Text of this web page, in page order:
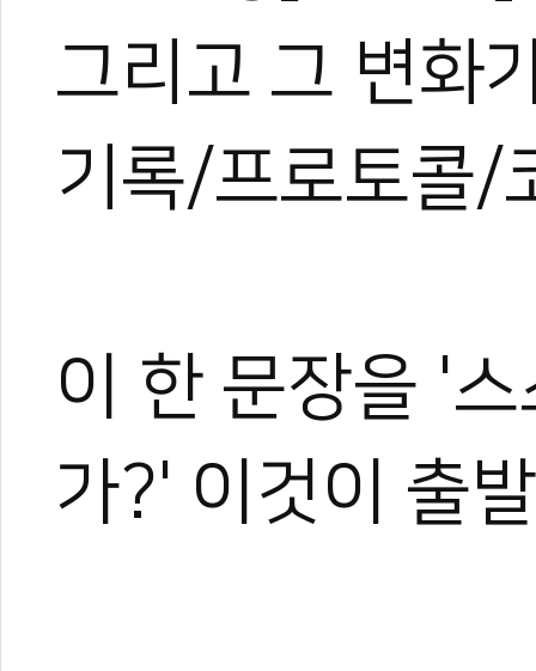
그리고 그 변화
기록/프로토콜/
이 한 문장을 '
가?' 이것이 출